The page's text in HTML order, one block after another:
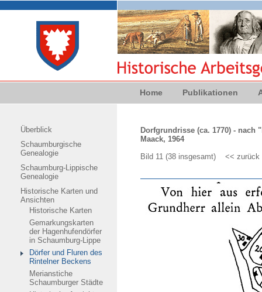
Home Publikationen
Überblick
Schaumburgische
Genealogie
Schaumburg-Lippische
Genealogie
Historische Karten und
Ansichten
Historische Karten
Gemarkungskarten
der Hagenhufendörfer
in Schaumburg-Lippe
Dörfer und Fluren des
Rintelner Beckens
Merianstiche
Schaumburger Städte
Dorfgrundrisse (ca. 1770) -
Maack, 1964
Bild 11 (38 insgesamt) << zurück